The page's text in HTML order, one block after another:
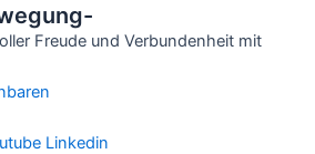
Freude und Verbundenheit mit
Linkedin